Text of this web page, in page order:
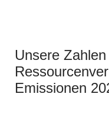
Unsere
Emissionen